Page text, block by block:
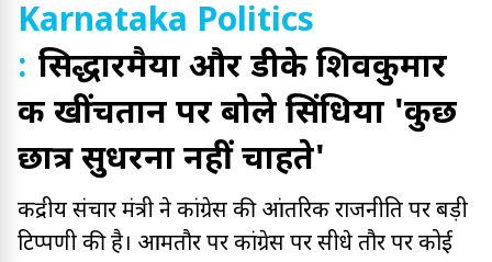
Karnataka Politics
: सिद्धारमैया और डीके शिवकुमार
की खींचतान पर बोले सिंधिया 'कुछ
छात्र सुधरना नहीं चाहते'
केंद्रीय संचार मंत्री ने कांग्रेस की आंतरिक राजनीति पर बड़ी
टिप्पणी की है। आमतौर पर कांग्रेस पर सीधे तौर पर कोई